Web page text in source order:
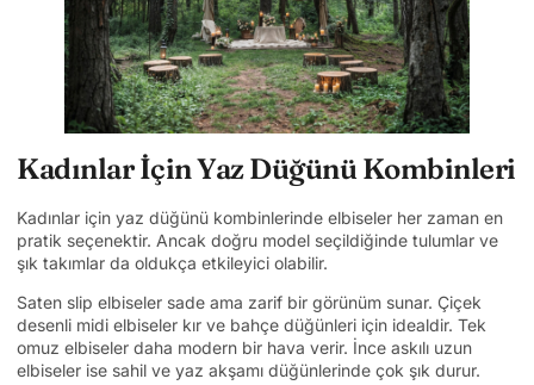
Kadınlar İçin Yaz Düğünü Kombinleri
Kadınlar için yaz düğünü kombinlerinde elbiseler her zaman en
pratik seçenektir. Ancak doğru model seçildiğinde tulumlar ve
şık takımlar da oldukça etkileyici olabilir.
Saten slip elbiseler sade ama zarif bir görünüm sunar. Çiçek
desenli midi elbiseler kır ve bahçe düğünleri için idealdir. Tek
omuz elbiseler daha modern bir hava verir. İnce askılı uzun
elbiseler ise sahil ve yaz akşamı düğünlerinde çok şık durur.